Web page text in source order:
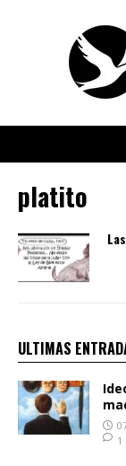
platito
ULTIMAS
1